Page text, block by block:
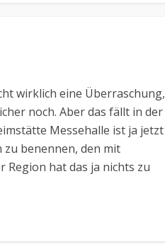
wirklich eine Überraschung,
noch. Aber das fällt in der
Messehalle ist ja jetzt
zu benennen, den mit
Region hat das ja nichts zu